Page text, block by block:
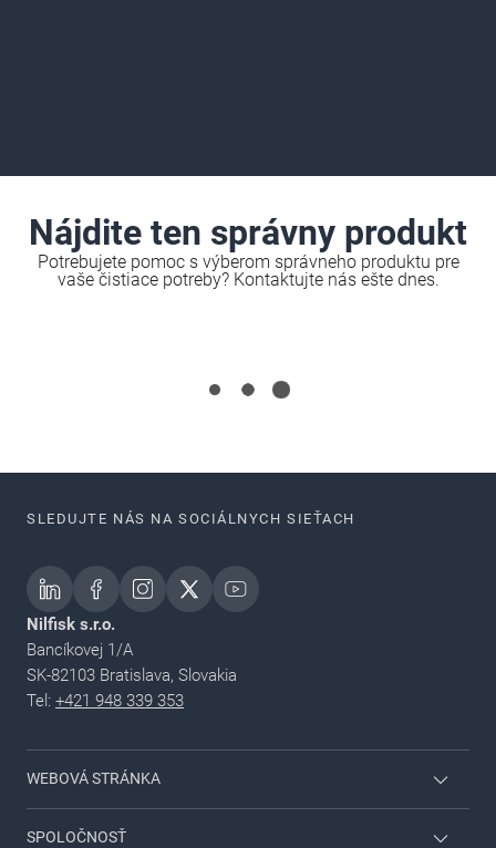
Nájdite ten správny produkt
Potrebujete pomoc s výberom správneho produktu pre
vaše čistiace potreby? Kontaktujte nás ešte dnes.
SLEDUJTE NÁS NA SOCIÁLNYCH SIEŤACH
Nilfisk s.r.o.
Bancíkovej 1/A
SK-82103 Bratislava, Slovakia
Tel: +421 948 339 353
WEBOVÁ STRÁNKA
SPOLOČNOSŤ